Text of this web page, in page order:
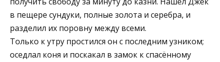
в пещере сундуки, полные золота и серебра, и
разделил их поровну между всеми.
Только к утру простился он с последним узником;
оседлал коня и поскакал в замок к спасённому